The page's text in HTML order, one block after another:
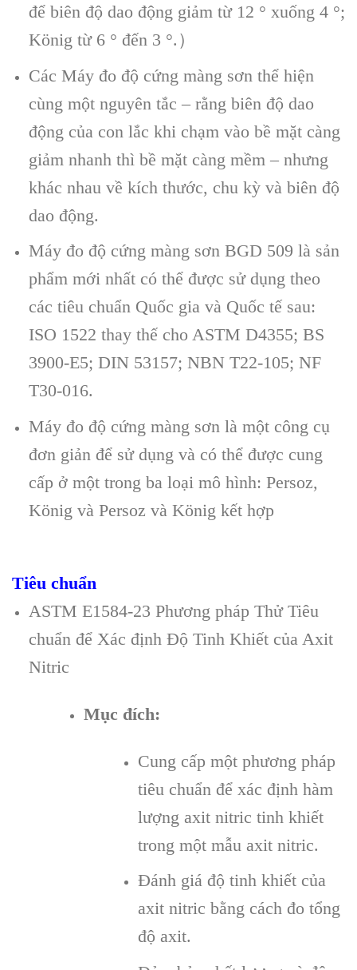
để biên độ dao động giảm từ 12 ° xuống 4 °;
König từ 6 ° đến 3 °.）
Các Máy đo độ cứng màng sơn thể hiện
cùng một nguyên tắc – rằng biên độ dao
động của con lắc khi chạm vào bề mặt càng
giảm nhanh thì bề mặt càng mềm – nhưng
khác nhau về kích thước, chu kỳ và biên độ
dao động.
Máy đo độ cứng màng sơn BGD 509 là sản
phẩm mới nhất có thể được sử dụng theo
các tiêu chuẩn Quốc gia và Quốc tế sau:
ISO 1522 thay thế cho ASTM D4355; BS
3900-E5; DIN 53157; NBN T22-105; NF
T30-016.
Máy đo độ cứng màng sơn là một công cụ
đơn giản để sử dụng và có thể được cung
cấp ở một trong ba loại mô hình: Persoz,
König và Persoz và König kết hợp
Tiêu chuẩn
ASTM E1584-23 Phương pháp Thử Tiêu
chuẩn để Xác định Độ Tinh Khiết của Axit
Nitric
Mục đích:
Cung cấp một phương pháp
tiêu chuẩn để xác định hàm
lượng axit nitric tinh khiết
trong một mẫu axit nitric.
Đánh giá độ tinh khiết của
axit nitric bằng cách đo tổng
độ axit.